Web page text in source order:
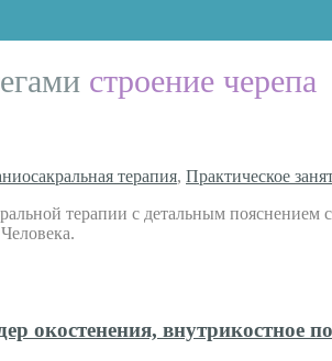
строение черепа
терапия, Практическое
терапии с детальным пояснением
окостенения, внутрикостное